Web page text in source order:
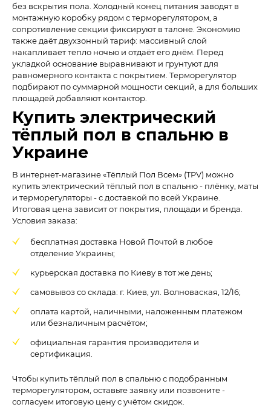
без вскрытия пола. Холодный конец питания заводят в
монтажную коробку рядом с терморегулятором, а
сопротивление секции фиксируют в талоне. Экономию
также даёт двухзонный тариф: массивный слой
накапливает тепло ночью и отдаёт его днём. Перед
укладкой основание выравнивают и грунтуют для
равномерного контакта с покрытием. Терморегулятор
подбирают по суммарной мощности секций, а для больших
площадей добавляют контактор.
Купить электрический
тёплый пол в спальню в
Украине
В интернет-магазине «Тёплый Пол Всем» (TPV) можно
купить электрический тёплый пол в спальню - плёнку, маты
и терморегуляторы - с доставкой по всей Украине.
Итоговая цена зависит от покрытия, площади и бренда.
Условия заказа:
бесплатная доставка Новой Почтой в любое
отделение Украины;
курьерская доставка по Киеву в тот же день;
самовывоз со склада: г. Киев, ул. Волноваская, 12/16;
оплата картой, наличными, наложенным платежом
или безналичным расчётом;
официальная гарантия производителя и
сертификация.
Чтобы купить тёплый пол в спальню с подобранным
терморегулятором, оставьте заявку или позвоните -
согласуем итоговую цену с учётом скидок.